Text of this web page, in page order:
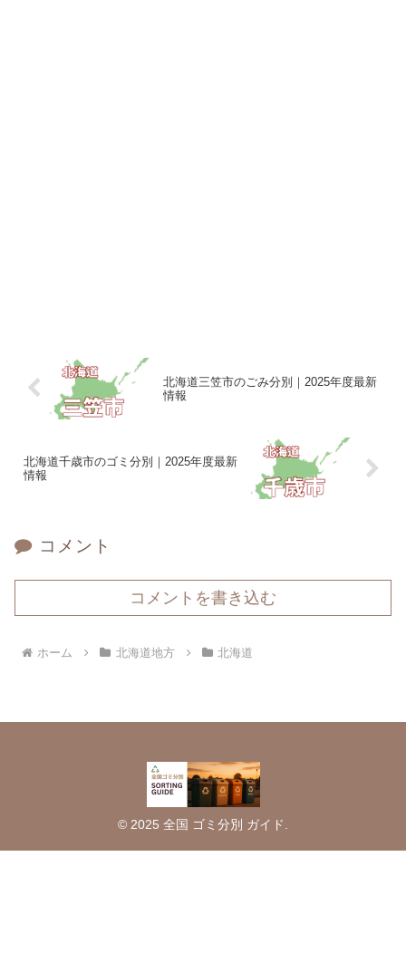
北海道三笠市のごみ分別｜2025年度最新
情報
北海道千歳市のゴミ分別｜2025年度最新
情報
コメント
コメントを書き込む
ホーム 北海道地方 北海道
© 2025 全国 ゴミ分別 ガイド.